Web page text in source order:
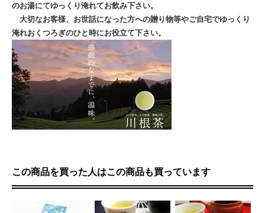
のお湯にてゆっくり淹れてお飲み下さい。
大切なお客様、お世話になった方への贈り物等やご自宅でゆっくり
淹れおくつろぎのひと時にお役立て下さい。
この商品を買った人はこの商品も買っています